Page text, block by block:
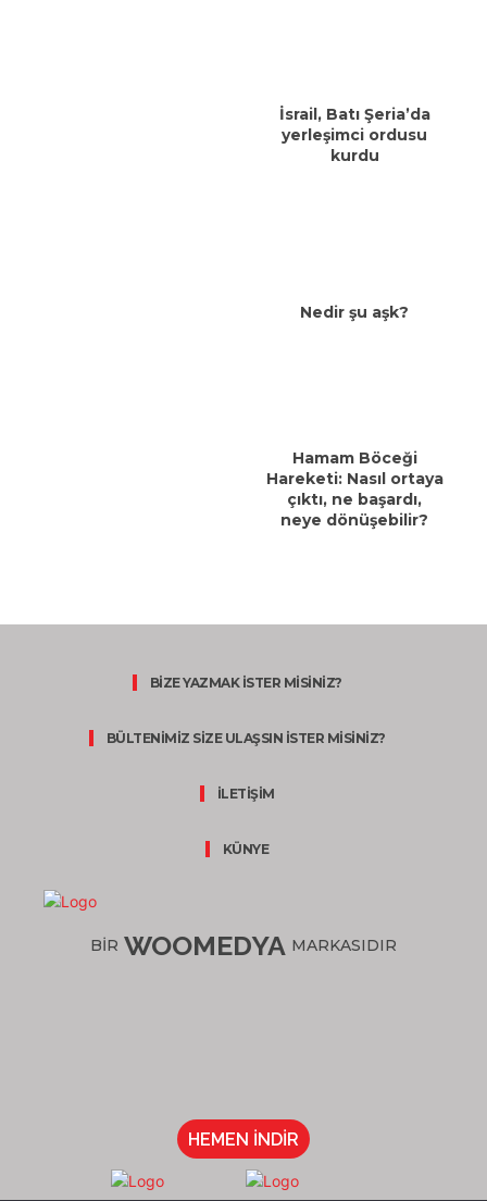
İsrail, Batı Şeria’da
yerleşimci ordusu
kurdu
Nedir şu aşk?
Hamam Böceği
Hareketi: Nasıl ortaya
çıktı, ne başardı,
neye dönüşebilir?
BİZE YAZMAK İSTER MİSİNİZ?
BÜLTENİMİZ SİZE ULAŞSIN İSTER MİSİNİZ?
İLETİŞİM
KÜNYE
BİR WOOMEDYA MARKASIDIR
HEMEN İNDİR